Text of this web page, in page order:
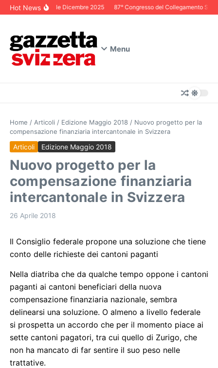
Salta al contenuto
Hot NewsEditoriale Dicembre 2025 87° Congresso del Collegamento
Menu
Home / Articoli / Edizione Maggio 2018 / Nuovo progetto per la
compensazione finanziaria intercantonale in Svizzera
Articoli Edizione Maggio 2018
Nuovo progetto per la
compensazione finanziaria
intercantonale in Svizzera
26 Aprile 2018
Il Consiglio federale propone una soluzione che tiene
conto delle richieste dei cantoni paganti
Nella diatriba che da qualche tempo oppone i cantoni
paganti ai cantoni beneficiari della nuova
compensazione finanziaria nazionale, sembra
delinearsi una soluzione. O almeno a livello federale
si prospetta un accordo che per il momento piace ai
sette cantoni pagatori, tra cui quello di Zurigo, che
non ha mancato di far sentire il suo peso nelle
trattative.